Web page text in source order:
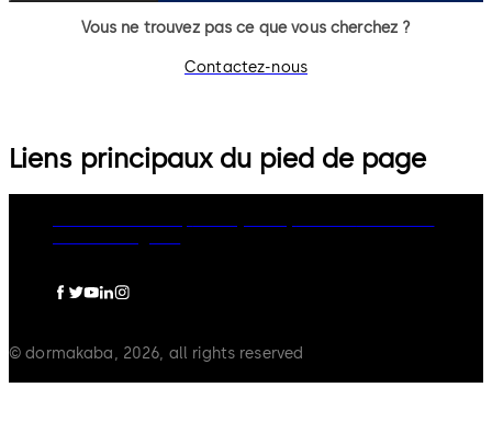
Vous ne trouvez pas ce que vous cherchez ?
Contactez-nous
Liens principaux du pied de page
© dormakaba, 2026, all rights reserved